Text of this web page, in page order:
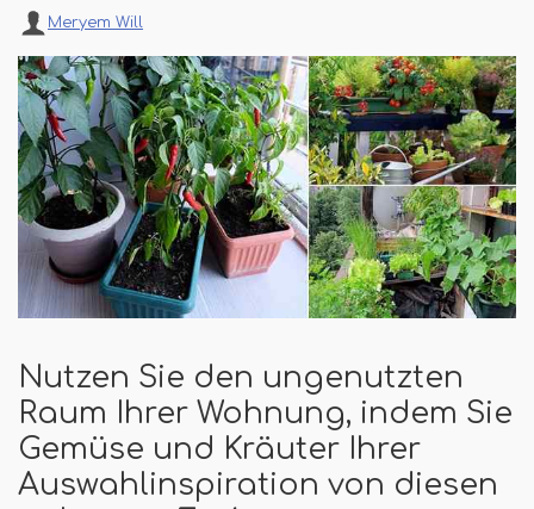
Meryem Will
Nutzen Sie den ungenutzten
Raum Ihrer Wohnung, indem Sie
Gemüse und Kräuter Ihrer
Auswahlinspiration von diesen